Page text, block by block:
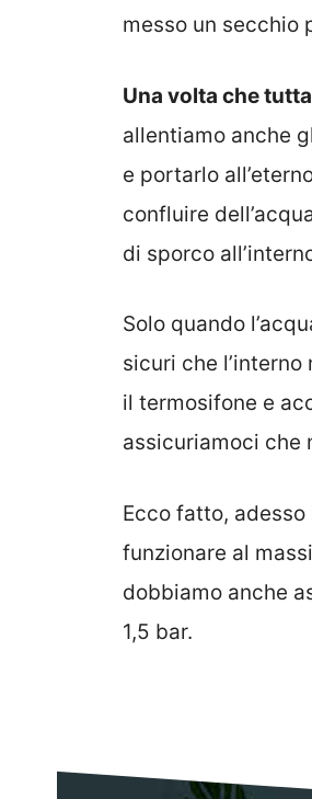
messo un secchio
Una volta che
allentiamo anche
e portarlo
confluire
di sporco
Solo quando
sicuri che
il termosifone e
assicuriamoci che
Ecco fatto,
funzionare al
dobbiamo anche
1,5 bar.